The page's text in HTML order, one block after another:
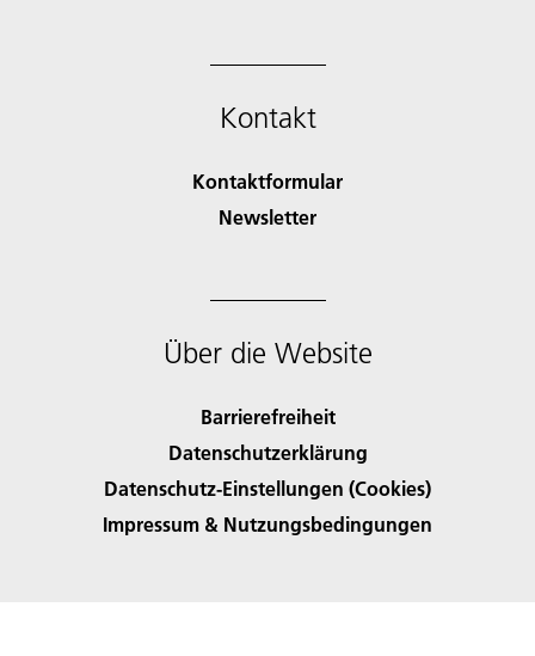
Kontakt
Kontaktformular
Newsletter
Über die Website
Barrierefreiheit
Datenschutzerklärung
Datenschutz-Einstellungen (Cookies)
Impressum & Nutzungsbedingungen